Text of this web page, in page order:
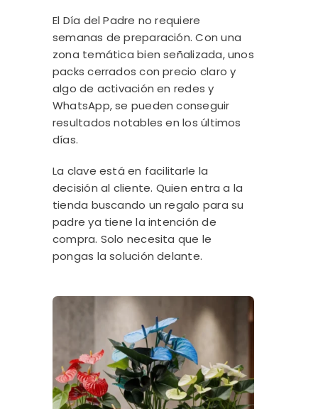
El Día del Padre no requiere
semanas de preparación. Con una
zona temática bien señalizada, unos
packs cerrados con precio claro y
algo de activación en redes y
WhatsApp, se pueden conseguir
resultados notables en los últimos
días.
La clave está en facilitarle la
decisión al cliente. Quien entra a la
tienda buscando un regalo para su
padre ya tiene la intención de
compra. Solo necesita que le
pongas la solución delante.